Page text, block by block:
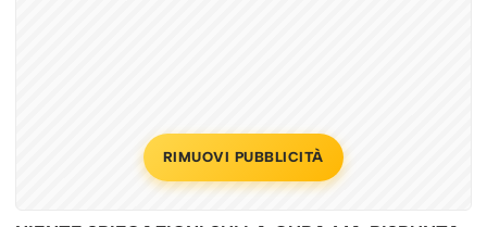
RIMUOVI PUBBLICITÀ